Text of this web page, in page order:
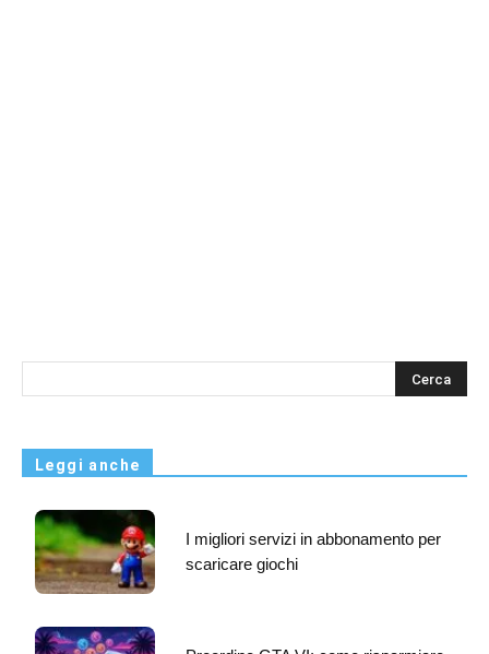
s
Leggi anche
I migliori servizi in abbonamento per
scaricare giochi